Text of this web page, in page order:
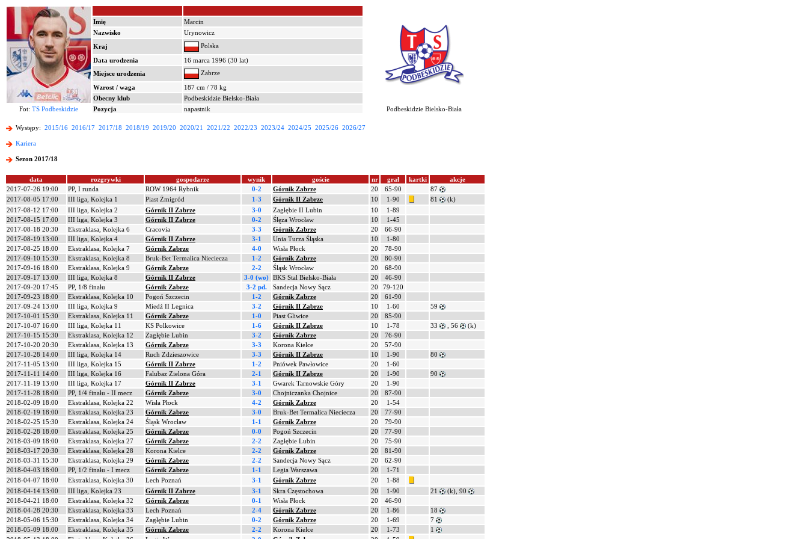
Imię
Marcin
Nazwisko
Urynowicz
Kraj
Polska
Data urodzenia
16 marca 1996 (30 lat)
Miejsce urodzenia
Zabrze
Wzrost / waga
187 cm / 78 kg
Obecny klub
Podbeskidzie Bielsko-Biała
Fot: TS Podbeskidzie Pozycja napastnik Podbeskidzie Bielsko-Biała
Występy: 2015/16 2016/17 2017/18 2018/19 2019/20 2020/21 2021/22 2022/23 2023/24 2024/25 2025/26 2026/27
Kariera
Sezon 2017/18
data rozgrywki gospodarze wynik goście nr grał kartki
akcje
2017-07-26 19:00
PP, I runda ROW 1964 Rybnik 0-2 Górnik Zabrze 20 65-90
87
2017-08-05 17:00
III liga, Kolejka 1 Piast Żmigród 1-3 Górnik II Zabrze 10 1-90 81
(k)
2017-08-12 17:00
III liga, Kolejka 2 Górnik II Zabrze 3-0 Zagłębie II Lubin 10
1-89
2017-08-15 17:00
III liga, Kolejka 3 Górnik II Zabrze 0-2 Ślęza Wrocław 10
1-45
2017-08-18 20:30
Ekstraklasa, Kolejka 6 Cracovia 3-3 Górnik Zabrze 20
66-90
2017-08-19 13:00
III liga, Kolejka 4 Górnik II Zabrze 3-1 Unia Turza Śląska 10
1-80
2017-08-25 18:00
Ekstraklasa, Kolejka 7 Górnik Zabrze 4-0 Wisła Płock 20
78-90
2017-09-10 15:30
Ekstraklasa, Kolejka 8 Bruk-Bet Termalica Nieciecza 1-2 Górnik Zabrze 20
80-90
2017-09-16 18:00
Ekstraklasa, Kolejka 9 Górnik Zabrze 2-2 Śląsk Wrocław 20
68-90
2017-09-17 13:00
III liga, Kolejka 8 Górnik II Zabrze 3-0 (wo) BKS Stal Bielsko-Biała 20
46-90
2017-09-20 17:45
PP, 1/8 finału Górnik Zabrze 3-2 pd. Sandecja Nowy Sącz 20
79-120
2017-09-23 18:00
Ekstraklasa, Kolejka 10 Pogoń Szczecin 1-2 Górnik Zabrze 20
61-90
2017-09-24 13:00
III liga, Kolejka 9 Miedź II Legnica 3-2 Górnik II Zabrze 10 1-60
59
2017-10-01 15:30
Ekstraklasa, Kolejka 11 Górnik Zabrze 1-0 Piast Gliwice 20
85-90
2017-10-07 16:00
III liga, Kolejka 11 KS Polkowice 1-6 Górnik II Zabrze 10 1-78 33 , 56
(k)
2017-10-15 15:30
Ekstraklasa, Kolejka 12 Zagłębie Lubin 3-2 Górnik Zabrze 20
76-90
2017-10-20 20:30
Ekstraklasa, Kolejka 13 Górnik Zabrze 3-3 Korona Kielce 20
57-90
2017-10-28 14:00
III liga, Kolejka 14 Ruch Zdzieszowice 3-3 Górnik II Zabrze 10 1-90
80
2017-11-05 13:00
III liga, Kolejka 15 Górnik II Zabrze 1-2 Pniówek Pawłowice 20
1-60
2017-11-11 14:00
III liga, Kolejka 16 Falubaz Zielona Góra 2-1 Górnik II Zabrze 20 1-90
90
2017-11-19 13:00
III liga, Kolejka 17 Górnik II Zabrze 3-1 Gwarek Tarnowskie Góry 20
1-90
2017-11-28 18:00
PP, 1/4 finału - II mecz Górnik Zabrze 3-0 Chojniczanka Chojnice 20
87-90
2018-02-09 18:00
Ekstraklasa, Kolejka 22 Wisła Płock 4-2 Górnik Zabrze 20
1-54
2018-02-19 18:00
Ekstraklasa, Kolejka 23 Górnik Zabrze 3-0 Bruk-Bet Termalica Nieciecza 20
77-90
2018-02-25 15:30
Ekstraklasa, Kolejka 24 Śląsk Wrocław 1-1 Górnik Zabrze 20
79-90
2018-02-28 18:00
Ekstraklasa, Kolejka 25 Górnik Zabrze 0-0 Pogoń Szczecin 20
77-90
2018-03-09 18:00
Ekstraklasa, Kolejka 27 Górnik Zabrze 2-2 Zagłębie Lubin 20
75-90
2018-03-17 20:30
Ekstraklasa, Kolejka 28 Korona Kielce 2-2 Górnik Zabrze 20
81-90
2018-03-31 15:30
Ekstraklasa, Kolejka 29 Górnik Zabrze 2-2 Sandecja Nowy Sącz 20
62-90
2018-04-03 18:00
PP, 1/2 finału - I mecz Górnik Zabrze 1-1 Legia Warszawa 20
1-71
2018-04-07 18:00
Ekstraklasa, Kolejka 30 Lech Poznań 3-1 Górnik Zabrze 20
1-88
2018-04-14 13:00
III liga, Kolejka 23 Górnik II Zabrze 3-1 Skra Częstochowa 20 1-90 21
(k), 90
2018-04-21 18:00
Ekstraklasa, Kolejka 32 Górnik Zabrze 0-1 Wisła Płock 20
46-90
2018-04-28 20:30
Ekstraklasa, Kolejka 33 Lech Poznań 2-4 Górnik Zabrze 20 1-86
18
2018-05-06 15:30
Ekstraklasa, Kolejka 34 Zagłębie Lubin 0-2 Górnik Zabrze 20 1-69
7
2018-05-09 18:00
Ekstraklasa, Kolejka 35 Górnik Zabrze 2-2 Korona Kielce 20 1-73
1